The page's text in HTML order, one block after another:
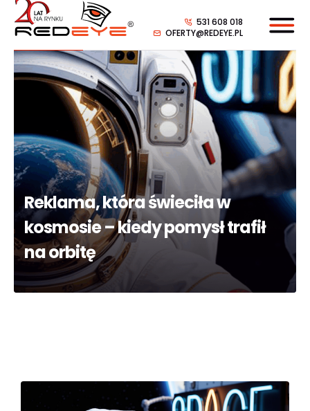
531 608 018
OFERTY@REDEYE.PL
Reklama, która świeciła w
kosmosie – kiedy pomysł trafił
na orbitę